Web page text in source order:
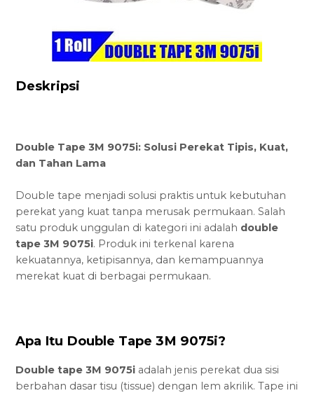
Deskripsi
Double Tape 3M 9075i: Solusi Perekat Tipis, Kuat,
dan Tahan Lama
Double tape menjadi solusi praktis untuk kebutuhan
perekat yang kuat tanpa merusak permukaan. Salah
satu produk unggulan di kategori ini adalah double
tape 3M 9075i. Produk ini terkenal karena
kekuatannya, ketipisannya, dan kemampuannya
merekat kuat di berbagai permukaan.
Apa Itu Double Tape 3M 9075i?
Double tape 3M 9075i adalah jenis perekat dua sisi
berbahan dasar tisu (tissue) dengan lem akrilik. Tape ini